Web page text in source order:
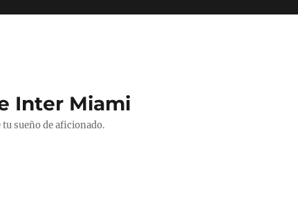
Inter Miami
sueño de aficionado.